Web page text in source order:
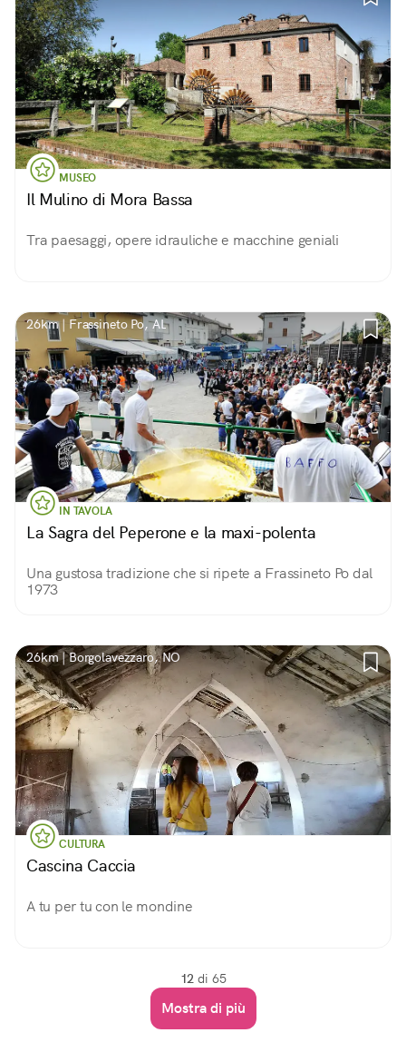
MUSEO
Il Mulino di Mora Bassa
Tra paesaggi, opere idrauliche e macchine geniali
26km | Frassineto Po, AL
IN TAVOLA
La Sagra del Peperone e la maxi-polenta
Una gustosa tradizione che si ripete a Frassineto Po dal
1973
26km | Borgolavezzaro, NO
CULTURA
Cascina Caccia
A tu per tu con le mondine
12 di 65
Mostra di più